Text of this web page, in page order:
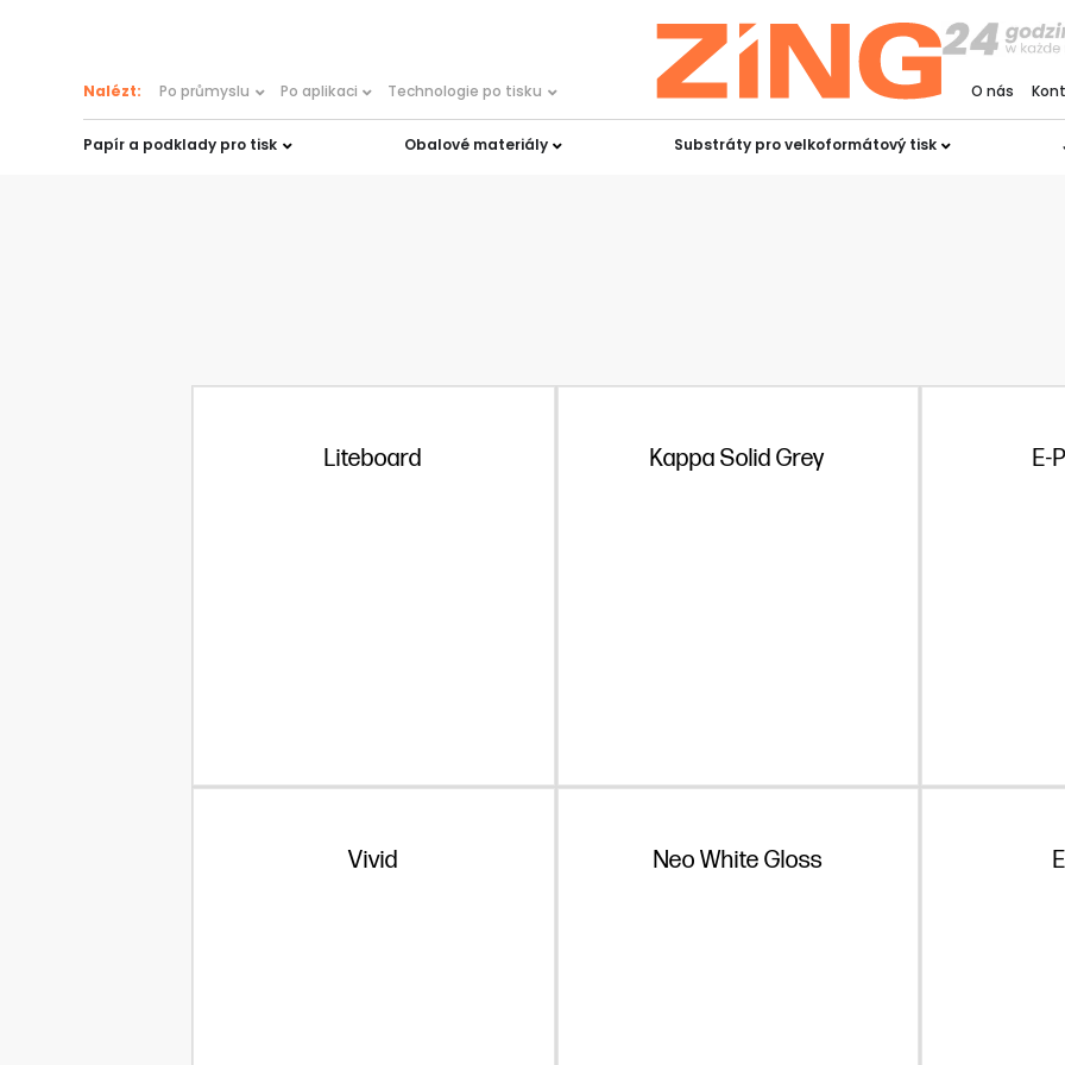
Papír a podklady pro tisk Obalové materiály Substráty pro velkoformátový tisk
Nalézt: Po průmyslu Po aplikaci Technologie po tisku O nás
Liteboard Kappa Solid Grey E-
Vivid Neo White Gloss